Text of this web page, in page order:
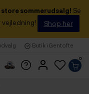
store sommerudsalg! Se
Shop her
Butik i Gentofte
0